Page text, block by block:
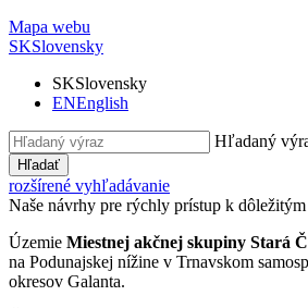
Mapa webu
SKSlovensky
SKSlovensky
ENEnglish
Hľadaný
Hľadať
rozšírené vyhľadávanie
Naše návrhy pre rýchly prístup k
Územie Miestnej akčnej skupiny Stará
na Podunajskej nížine v Trnavskom
okresov Galanta.